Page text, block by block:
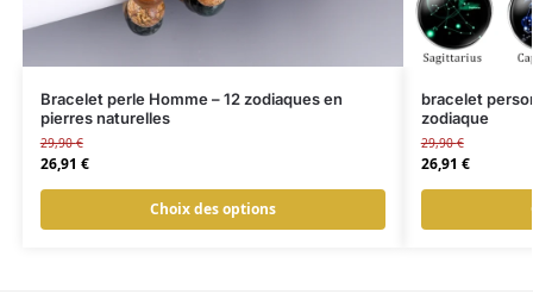
Bracelet perle Homme – 12 zodiaques en
pierres naturelles
29,90€
26,91 €
Choix des options
bracelet
zodiaque
29,90€
26,91 €